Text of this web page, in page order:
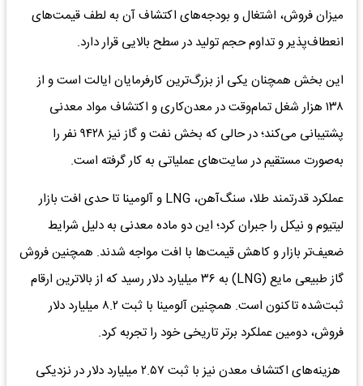
میزان فروش، اشتغال و بودجه‌های اکتشاف آن به لطف قیمت‌های
انعطاف‌پذیر و تداوم حجم تولید در سطح بالایی قرار دارد.
این بخش همچنان یکی از بزرگ‌ترین کارفرمایان ایالت است و از
۱۳۸ هزار شغل تمام‌وقت در معدن‌کاری و اکتشاف مواد معدنی
پشتیبانی می‌کند؛ در حالی که بخش نفت و گاز نیز ۹۴۲۸ نفر را
به‌صورت مستقیم در سایت‌های عملیاتی به کار گرفته است.
عملکرد قدرتمند طلا، سنگ‌آهن، LNG و آلومینا تا حدی افت بازار
لیتیوم و نیکل را جبران کرد؛ این دو ماده معدنی به دلیل شرایط
ضعیف‌تر بازار و کاهش قیمت‌ها با افت مواجه شدند. همچنین فروش
گاز طبیعی مایع (LNG) به ۳۶ میلیارد دلار رسید که از بالاترین ارقام
ثبت‌شده تاکنون است. همچنین آلومینا با ثبت ۸.۲ میلیارد دلار
فروش، دومین عملکرد برتر تاریخی خود را تجربه کرد.
هزینه‌های اکتشاف معدن نیز با ثبت ۲.۵۷ میلیارد دلار در نزدیکی